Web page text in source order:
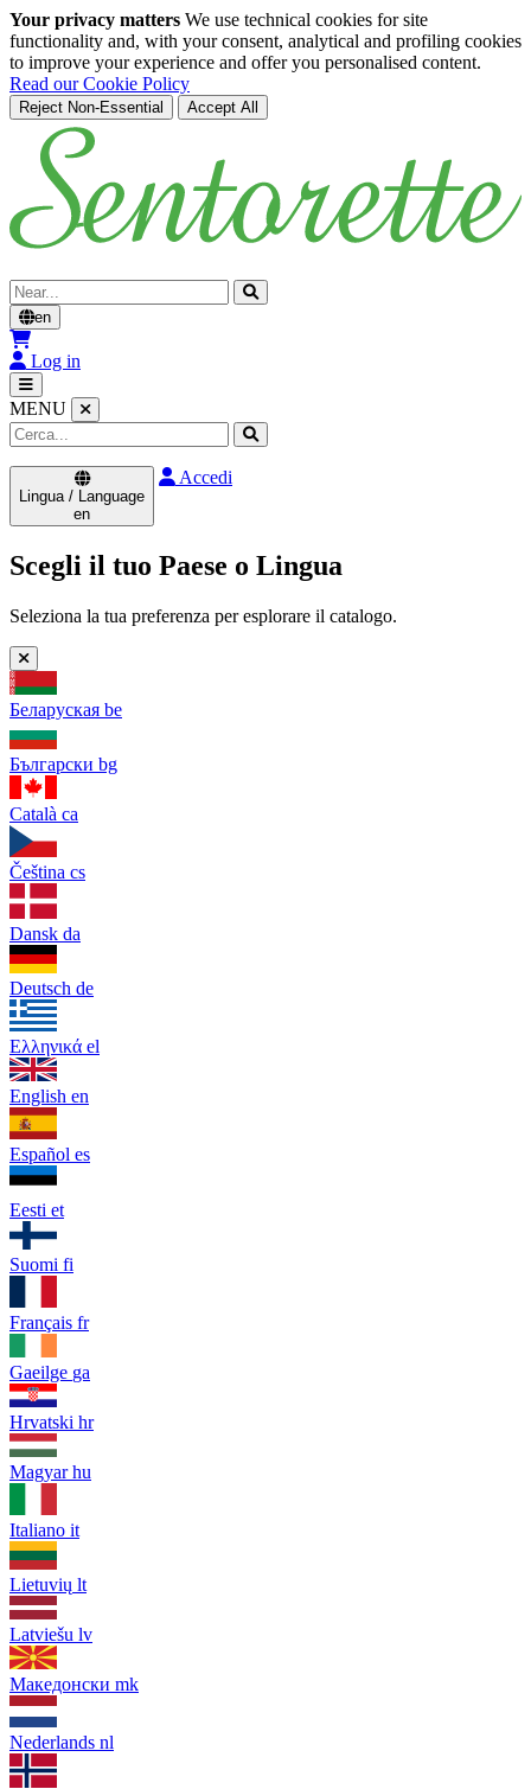
Your privacy matters We use technical cookies for site
functionality and, with your consent, analytical and profiling cookies
to improve your experience and offer you personalised content.
Read our Cookie Policy
Reject Non-Essential Accept All
Skip to main content
Cerca
en
Log in
MENU
Lingua / Language
en
Accedi
Scegli il tuo Paese o Lingua
Seleziona la tua preferenza per esplorare il catalogo.
Беларуская be
Български bg
Català ca
Čeština cs
Dansk da
Deutsch de
Ελληνικά el
English en
Español es
Eesti et
Suomi fi
Français fr
Gaeilge ga
Hrvatski hr
Magyar hu
Italiano it
Lietuvių lt
Latviešu lv
Македонски mk
Nederlands nl